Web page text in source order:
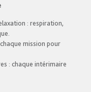
: respiration,
mission pour
: chaque intérimaire